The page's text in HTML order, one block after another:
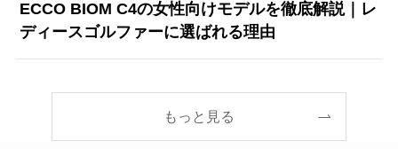
ECCO BIOM C4の女性向けモデルを徹底解説｜レ
ディースゴルファーに選ばれる理由
もっと見る